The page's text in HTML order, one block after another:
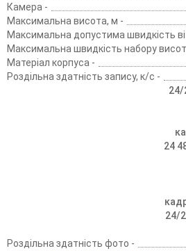
Камера -
Максимальна висота, м -
Максимальна допустима швидкість
Максимальна швидкість набору
Матеріал корпуса -
Роздільна здатність запису, к/с -
24/
24
24/
Роздільна здатність фото -